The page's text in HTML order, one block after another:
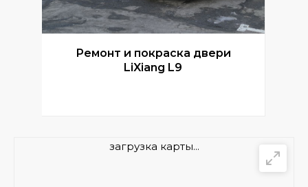
Ремонт и покраска двери
LiXiang L9
загрузка карты...